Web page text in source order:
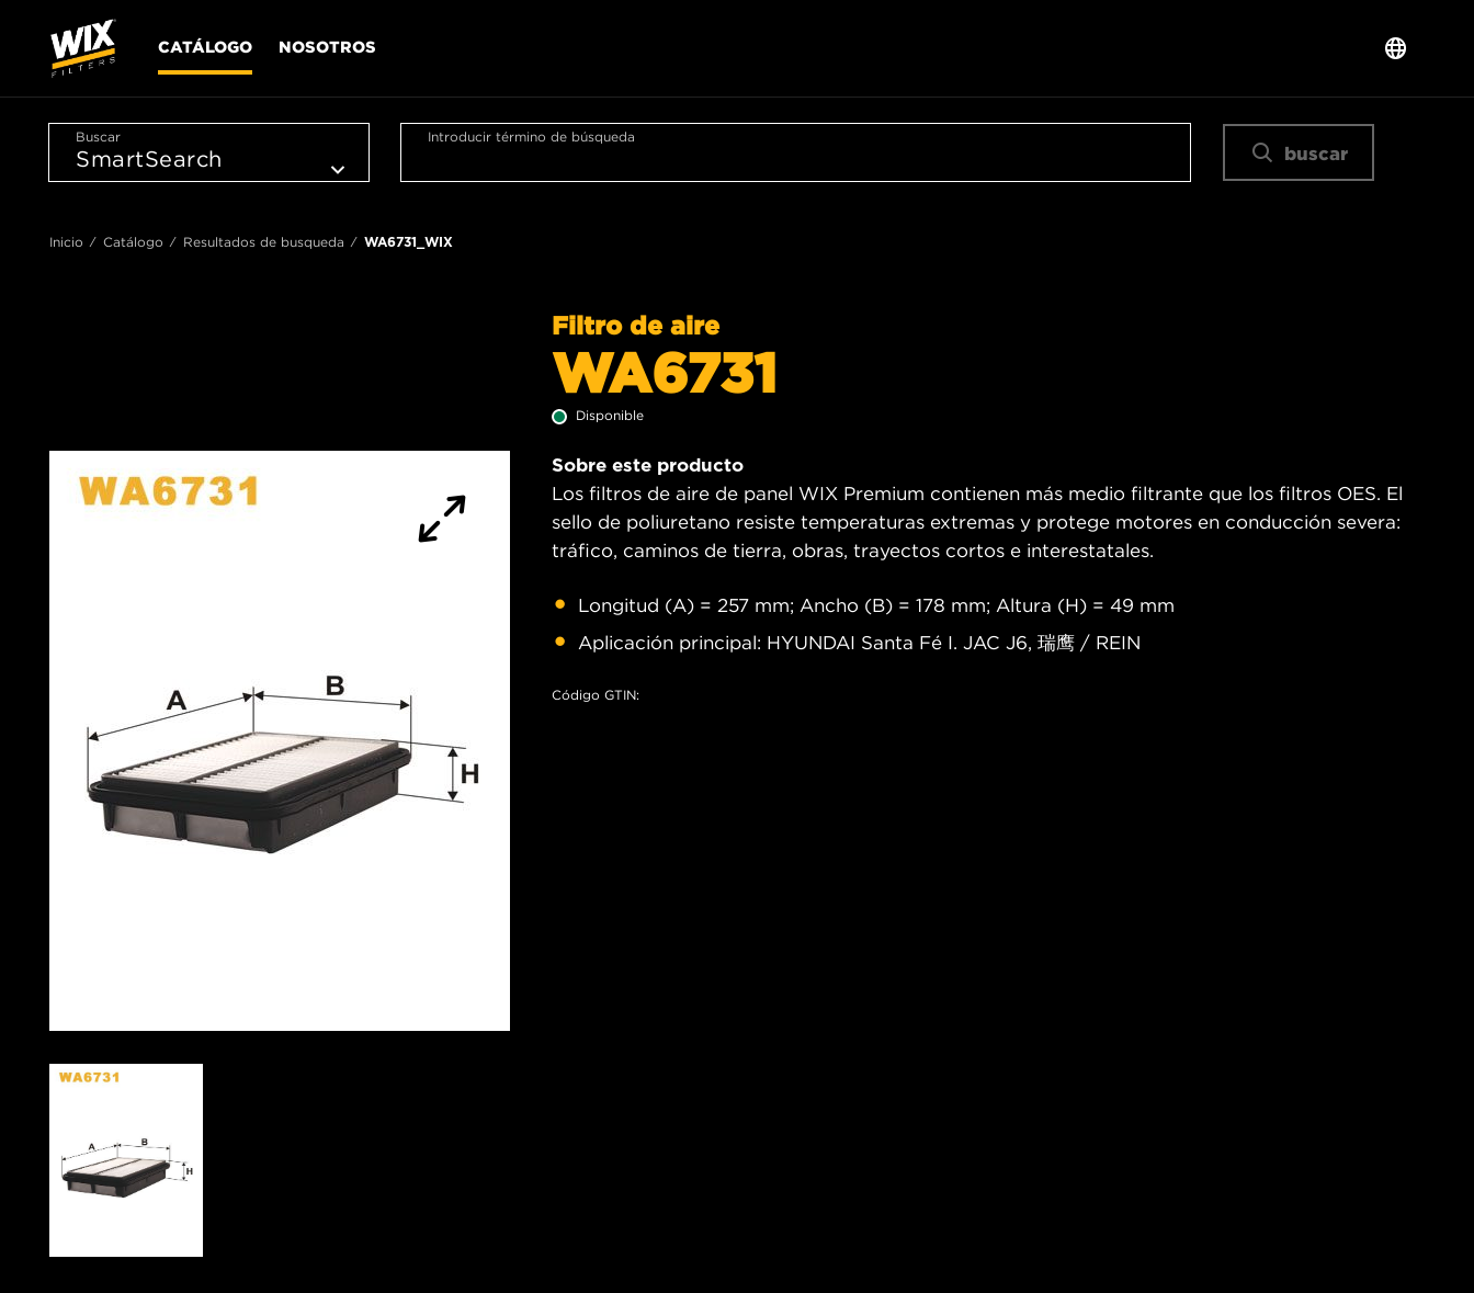
CATÁLOGO NOSOTROS
Buscar Introducir término de búsqueda
buscar
Inicio Catálogo Resultados de busqueda WA6731_WIX
Filtro de aire
WA6731
Disponible
Sobre este producto
Los filtros de aire de panel WIX Premium contienen más medio filtrante que los filtros OES. El
sello de poliuretano resiste temperaturas extremas y protege motores en conducción severa:
tráfico, caminos de tierra, obras, trayectos cortos e interestatales.
Longitud (A) = 257 mm; Ancho (B) = 178 mm; Altura (H) = 49 mm
Aplicación principal: HYUNDAI Santa Fé I. JAC J6, 瑞鹰 / REIN
Código GTIN: